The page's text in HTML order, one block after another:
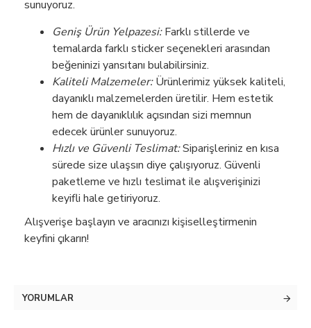
sunuyoruz.
Geniş Ürün Yelpazesi:Farklı stillerde ve
temalarda farklı sticker seçenekleri arasından
beğeninizi yansıtanı bulabilirsiniz.
Kaliteli Malzemeler:Ürünlerimiz yüksek kaliteli,
dayanıklı malzemelerden üretilir. Hem estetik
hem de dayanıklılık açısından sizi memnun
edecek ürünler sunuyoruz.
Hızlı ve Güvenli Teslimat:Siparişleriniz en kısa
sürede size ulaşsın diye çalışıyoruz. Güvenli
paketleme ve hızlı teslimat ile alışverişinizi
keyifli hale getiriyoruz.
Alışverişe başlayın ve aracınızı kişiselleştirmenin
keyfini çıkarın!
YORUMLAR